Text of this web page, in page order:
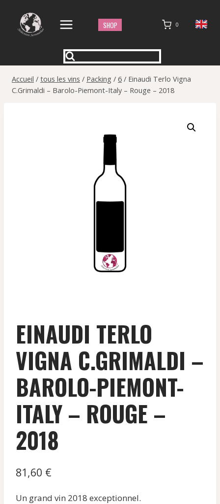
contenu
SHOP 0
Accueil / tous les vins / Packing / 6 / Einaudi Terlo Vigna
C.Grimaldi – Barolo-Piemont-Italy – Rouge – 2018
EINAUDI TERLO
VIGNA C.GRIMALDI –
BAROLO-PIEMONT-
ITALY – ROUGE –
2018
81,60 €
Un grand vin 2018 exceptionnel.